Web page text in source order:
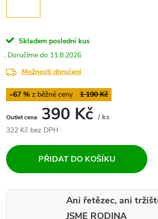
Skladem poslední kus
11.8.2026
Možnosti doručení
1 190 Kč
–67 %
390 Kč / ks
322 Kč bez DPH
PŘIDAT DO KOŠÍKU
Ani řetězec, ani
JSME RODINA